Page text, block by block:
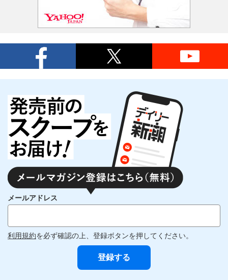
メールアドレス
利用規約を必ず確認の上、登録ボタンを押してください。